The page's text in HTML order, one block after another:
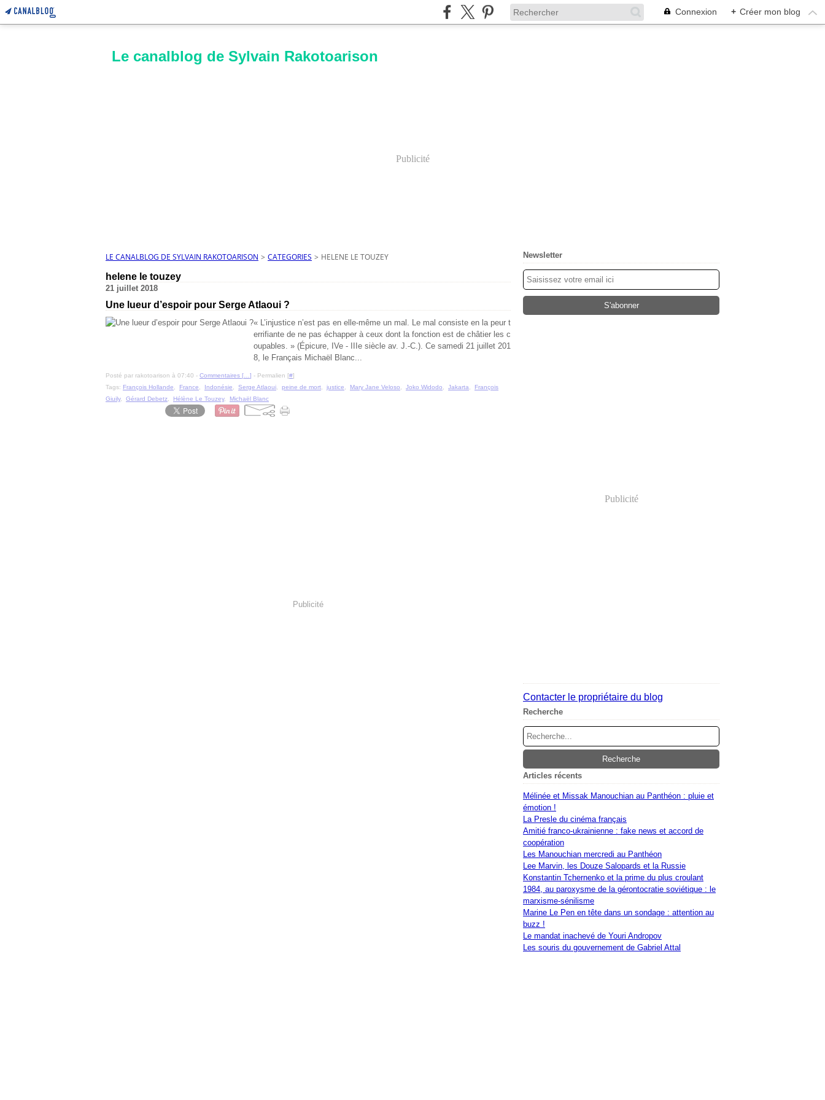
Connexion + Créer mon blog
Le canalblog de Sylvain Rakotoarison
Publicité
LE CANALBLOG DE SYLVAIN RAKOTOARISON > CATEGORIES > HELENE LE TOUZEY
helene le touzey
21 juillet 2018
Une lueur d’espoir pour Serge Atlaoui ?
« L’injustice n’est pas en elle-même un mal. Le mal consiste en la peur t
errifiante de ne pas échapper à ceux dont la fonction est de châtier les c
oupables. » (Épicure, IVe - IIIe siècle av. J.-C.). Ce samedi 21 juillet 201
8, le Français Michaël Blanc...
Posté par rakotoarison à 07:40 - Commentaires [ ] - Permalien [#]
Tags: François Hollande France Indonésie Serge Atlaoui peine de mort justice Mary Jane Veloso Joko Widodo Jakarta
François
Giuily, Gérard Debetz Hélène Le Touzey, Michaël Blanc
Publicité
Newsletter
Publicité
Contacter le propriétaire du blog
Recherche
Articles récents
Mélinée et Missak Manouchian au Panthéon : pluie et
émotion !
La Presle du cinéma français
Amitié franco-ukrainienne : fake news et accord de
coopération
Les Manouchian mercredi au Panthéon
Lee Marvin, les Douze Salopards et la Russie
Konstantin Tchernenko et la prime du plus croulant
1984, au paroxysme de la gérontocratie soviétique : le
marxisme-sénilisme
Marine Le Pen en tête dans un sondage : attention au
buzz !
Le mandat inachevé de Youri Andropov
Les souris du gouvernement de Gabriel Attal